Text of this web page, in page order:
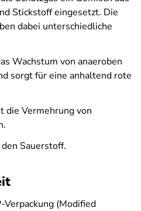
Stickstoff eingesetzt. Die
dabei unterschiedliche
Wachstum von anaeroben
sorgt für eine anhaltend rote
die Vermehrung von
Sauerstoff.
(Modified